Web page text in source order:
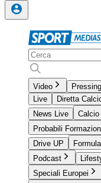
Video Pressing
Live
Diretta
News Live
Calcio
Probabili
Drive UP
Podcast
Speciali Europei